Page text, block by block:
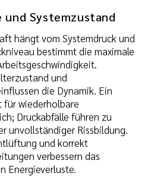
Systemzustand
hängt vom Systemdruck und
bestimmt die maximale
und
die Dynamik. Ein
wiederholbare
Druckabfälle führen zu
unvollständiger Rissbildung.
und korrekt
verbessern das
Energieverluste.